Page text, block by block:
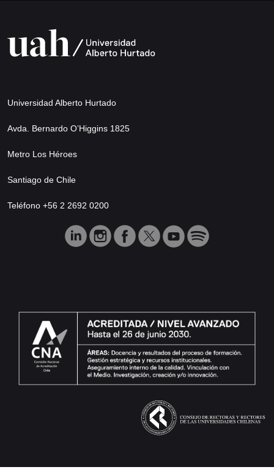
Universidad Alberto Hurtado
Avda. Bernardo O’Higgins 1825
Metro Los Héroes
Santiago de Chile
Teléfono +56 2 2692 0200